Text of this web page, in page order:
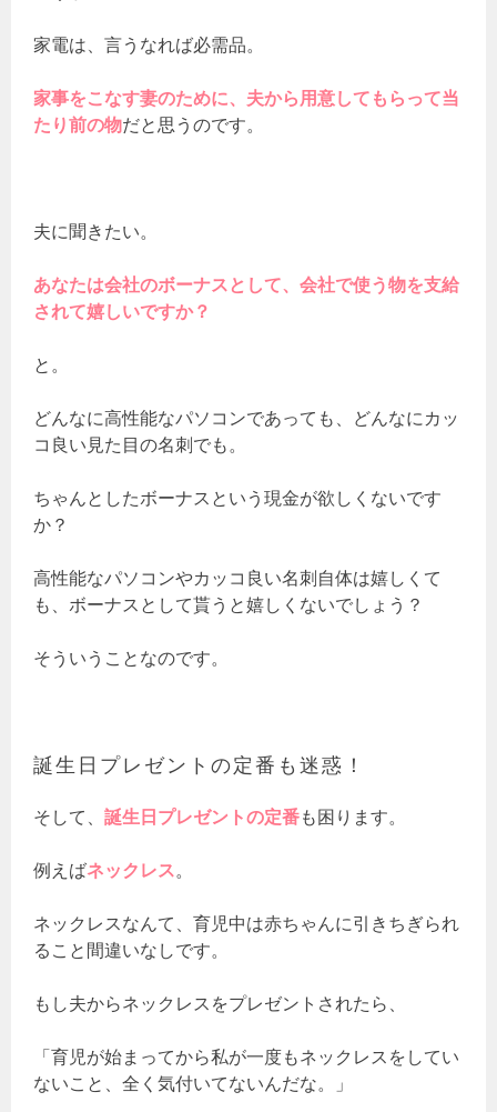
家電は、言うなれば必需品。
家事をこなす妻のために、夫から用意してもらって当
たり前の物だと思うのです。
夫に聞きたい。
あなたは会社のボーナスとして、会社で使う物を支給
されて嬉しいですか？
と。
どんなに高性能なパソコンであっても、どんなにカッ
コ良い見た目の名刺でも。
ちゃんとしたボーナスという現金が欲しくないです
か？
高性能なパソコンやカッコ良い名刺自体は嬉しくて
も、ボーナスとして貰うと嬉しくないでしょう？
そういうことなのです。
誕生日プレゼントの定番も迷惑！
そして、誕生日プレゼントの定番も困ります。
例えばネックレス。
ネックレスなんて、育児中は赤ちゃんに引きちぎられ
ること間違いなしです。
もし夫からネックレスをプレゼントされたら、
「育児が始まってから私が一度もネックレスをしてい
ないこと、全く気付いてないんだな。」